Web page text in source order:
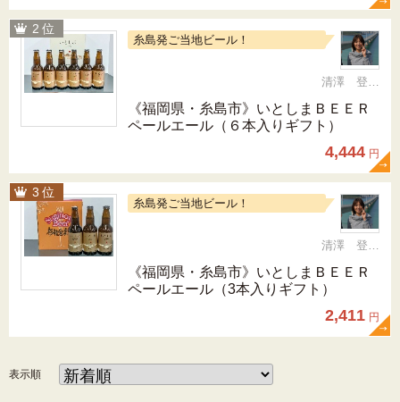
糸島発ご当地ビール！
清澤 登希子
《福岡県・糸島市》いとしまＢＥＥＲ
ペールエール（６本入りギフト）
4,444 円
糸島発ご当地ビール！
清澤 登希子
《福岡県・糸島市》いとしまＢＥＥＲ
ペールエール（3本入りギフト）
2,411 円
表示順